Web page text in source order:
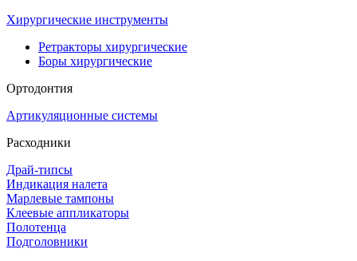
Хирургические инструменты
Ретракторы хирургические
Боры хирургические
Ортодонтия
Артикуляционные системы
Расходники
Драй-типсы
Индикация налета
Марлевые тампоны
Клеевые аппликаторы
Полотенца
Подголовники